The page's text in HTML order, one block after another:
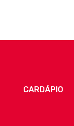
CARDÁPIO